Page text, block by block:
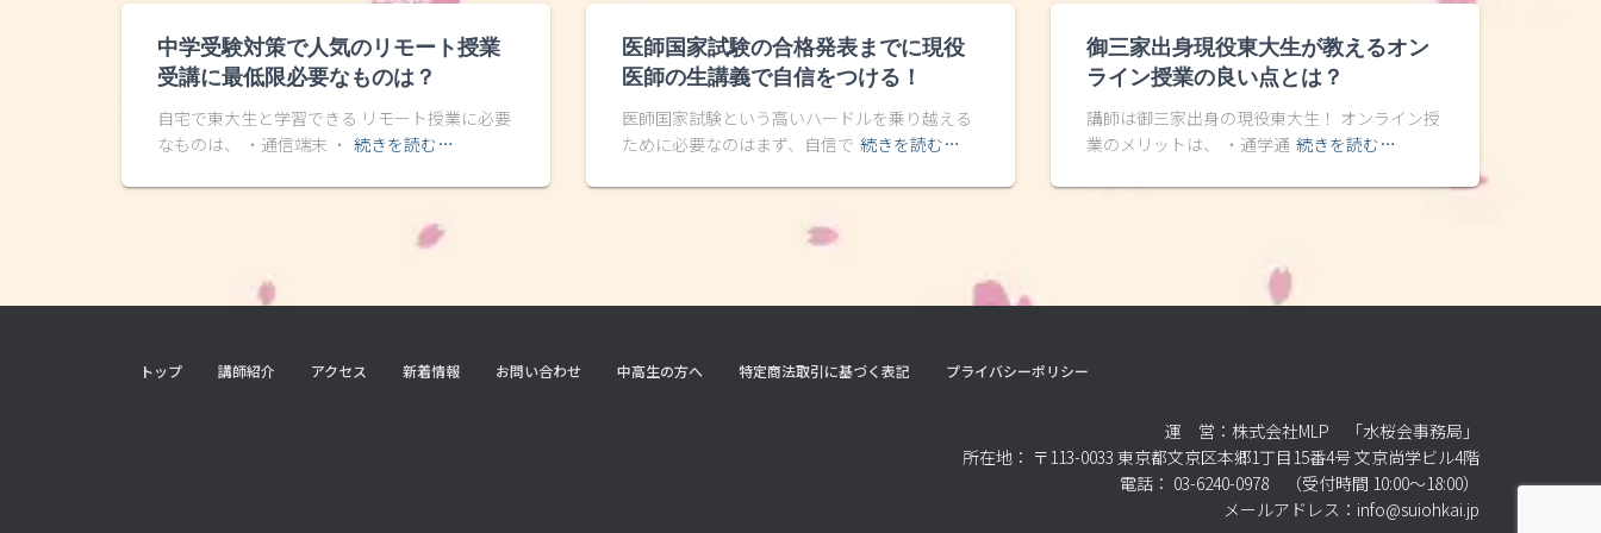
中学受験対策で人気のリモート授業
受講に最低限必要なものは？
自宅で東大生と学習できる リモート授業に必要
なものは、 ・通信端末 ・ 続きを読む…
医師国家試験の合格発表までに現役
医師の生講義で自信をつける！
医師国家試験という高いハードルを乗り越える
ために必要なのはまず、自信で 続きを読む…
御三家出身現役東大生が教えるオン
ライン授業の良い点とは？
講師は御三家出身の現役東大生！ オンライン授
業のメリットは、 ・通学通 続きを読む…
トップ 講師紹介 アクセス 新着情報 お問い合わせ 中高生の方へ 特定商法取引に基づく表記 プライバシーポリシー
運 営：株式会社MLP 「水桜会事務局」
所在地： 〒113-0033 東京都文京区本郷1丁目15番4号 文京尚学ビル4階
電話： 03-6240-0978 （受付時間 10:00～18:00）
メールアドレス：info@suiohkai.jp